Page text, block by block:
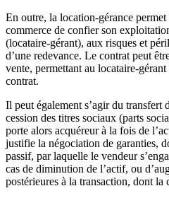
En outre, la location-gérance
commerce de confier son
(locataire-gérant), aux risques et
d’une redevance. Le contrat peut
vente, permettant au locataire-gérant
contrat.
Il peut également s’agir du transfert
cession des titres sociaux (parts
porte alors acquéreur à la fois de
justifie la négociation de garanties,
passif, par laquelle le vendeur
cas de diminution de l’actif, ou
postérieures à la transaction, dont la